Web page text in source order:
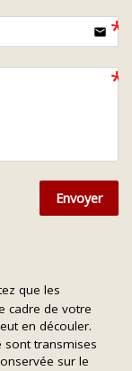
email
Envoyer
que les
cadre de votre
en découler.
sont transmises
sur le